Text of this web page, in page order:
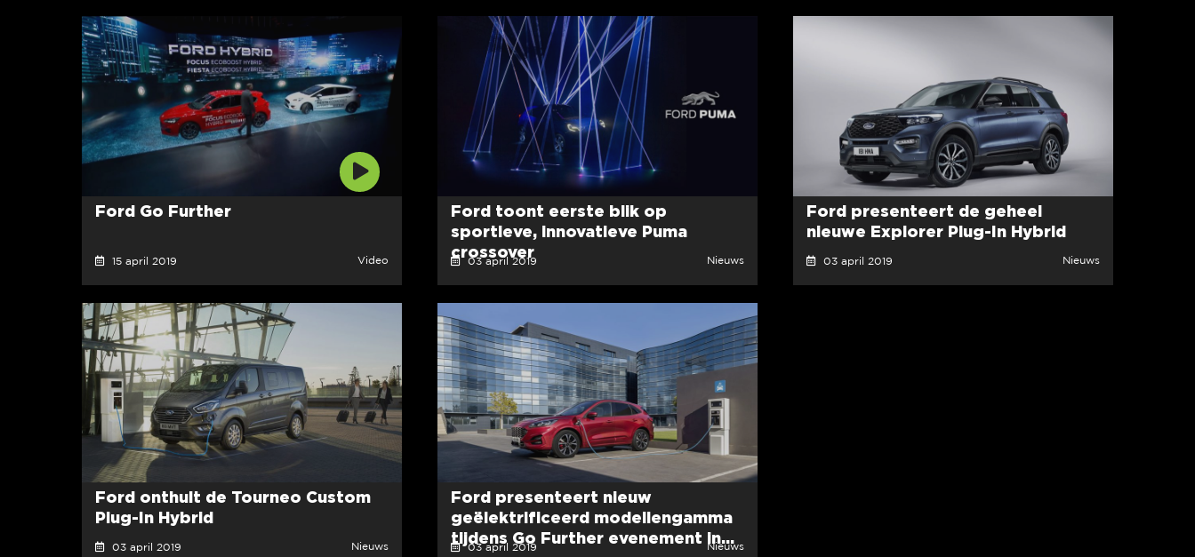
Ford Go Further
15 april 2019 Video
Ford toont eerste blik op
sportieve, innovatieve Puma
crossover
03 april 2019 Nieuws
Ford presenteert de geheel
nieuwe Explorer Plug-In Hybrid
03 april 2019 Nieuws
Ford onthult de Tourneo Custom
Plug-In Hybrid
03 april 2019 Nieuws
Ford presenteert nieuw
geëlektrificeerd modellengamma
tijdens Go Further evenement in...
03 april 2019 Nieuws